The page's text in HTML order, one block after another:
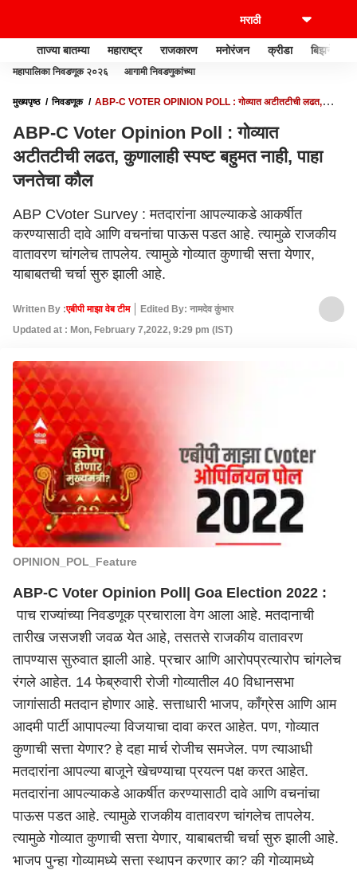
ताज्या बातम्या महाराष्ट्र राजकारण मनोरंजन क्रीडा बिझनेस
महापालिका निवडणूक २०२६ आगामी निवडणुकांच्या
मुख्यपृष्ठ निवडणूक
ABP-C VOTER OPINION POLL : गोव्यात अटीतटीची लढत,
ABP-C Voter Opinion Poll : गोव्यात
अटीतटीची लढत, कुणालाही स्पष्ट बहुमत नाही, पाहा
जनतेचा कौल
ABP CVoter Survey : मतदारांना आपल्याकडे आकर्षीत
करण्यासाठी दावे आणि वचनांचा पाऊस पडत आहे. त्यामुळे राजकीय
वातावरण चांगलेच तापलेय. त्यामुळे गोव्यात कुणाची सत्ता येणार,
याबाबतची चर्चा सुरु झाली आहे.
Written By :एबीपी माझा वेब टीम
Edited By: नामदेव कुंभार
Updated at : Mon, February 7,2022, 9:29 pm (IST)
OPINION_POL_Feature
ABP-C Voter Opinion Poll| Goa Election 2022 :
पाच राज्यांच्या निवडणूक प्रचाराला वेग आला आहे. मतदानाची
तारीख जसजशी जवळ येत आहे, तसतसे राजकीय वातावरण
तापण्यास सुरुवात झाली आहे. प्रचार आणि आरोपप्रत्यारोप चांगलेच
रंगले आहेत. 14 फेब्रुवारी रोजी गोव्यातील 40 विधानसभा
जागांसाठी मतदान होणार आहे. सत्ताधारी भाजप, काँग्रेस आणि आम
आदमी पार्टी आपापल्या विजयाचा दावा करत आहेत. पण, गोव्यात
कुणाची सत्ता येणार? हे दहा मार्च रोजीच समजेल. पण त्याआधी
मतदारांना आपल्या बाजूने खेचण्याचा प्रयत्न पक्ष करत आहेत.
मतदारांना आपल्याकडे आकर्षीत करण्यासाठी दावे आणि वचनांचा
पाऊस पडत आहे. त्यामुळे राजकीय वातावरण चांगलेच तापलेय.
त्यामुळे गोव्यात कुणाची सत्ता येणार, याबाबतची चर्चा सुरु झाली आहे.
भाजप पुन्हा गोव्यामध्ये सत्ता स्थापन करणार का? की गोव्यामध्ये